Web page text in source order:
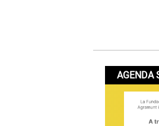
AGENDA